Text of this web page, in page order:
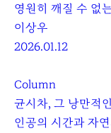
영원히 깨질 수 없
이상우
2026.01.12
Column
균시차, 그 낭만적
인공의 시간과 자